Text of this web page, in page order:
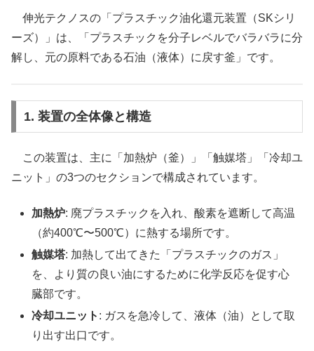
伸光テクノスの「プラスチック油化還元装置（SKシリ
ーズ）」は、「プラスチックを分子レベルでバラバラに分
解し、元の原料である石油（液体）に戻す釜」です。
1. 装置の全体像と構造
この装置は、主に「加熱炉（釜）」「触媒塔」「冷却ユ
ニット」の3つのセクションで構成されています。
加熱炉: 廃プラスチックを入れ、酸素を遮断して高温
（約400℃〜500℃）に熱する場所です。
触媒塔: 加熱して出てきた「プラスチックのガス」
を、より質の良い油にするために化学反応を促す心
臓部です。
冷却ユニット : ガスを急冷して、液体（油）として取
り出す出口です。